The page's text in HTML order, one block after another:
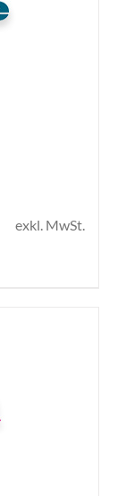
exkl. MwSt.